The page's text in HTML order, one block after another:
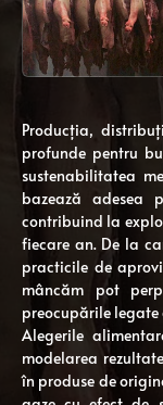
Producția,
profunde pentru
sustenabilitatea
bazează adesea
contribuind la
fiecare an. De la
practicile de
mâncăm pot
preocupările
Alegerile
modelarea
în produse de